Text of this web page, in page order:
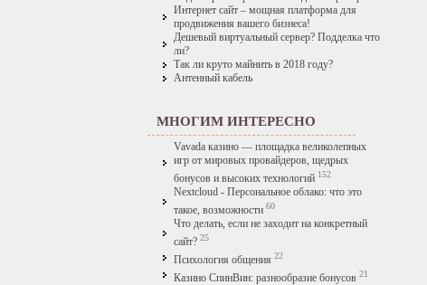
Интернет сайт – мощная платформа для
продвижения вашего бизнеса!
Дешевый виртуальный сервер? Подделка что
ли?
Так ли круто майнить в 2018 году?
Антенный кабель
МНОГИМ ИНТЕРЕСНО
Vavada казино — площадка великолепных
игр от мировых провайдеров, щедрых
бонусов и высоких технологий 152
Nextcloud - Персональное облако: что это
такое, возможности 60
Что делать, если не заходит на конкретный
сайт? 25
Психология общения 22
Казино СпинВин: разнообразие бонусов 21